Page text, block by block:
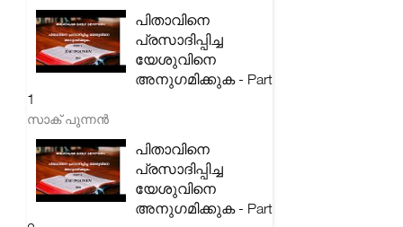
പിതാവിനെ
പ്രസാദിപ്പിച്ച
യേശുവിനെ
അനുഗമിക്കുക - Part
1
സാക് പുന്നൻ
പിതാവിനെ
പ്രസാദിപ്പിച്ച
യേശുവിനെ
അനുഗമിക്കുക - Part